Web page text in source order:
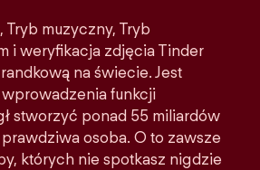
Tryb muzyczny, Tryb
i weryfikacja zdjęcia Tinder
na świecie. Jest
funkcji
stworzyć ponad 55 miliardów
osoba. O to zawsze
których nie spotkasz nigdzie